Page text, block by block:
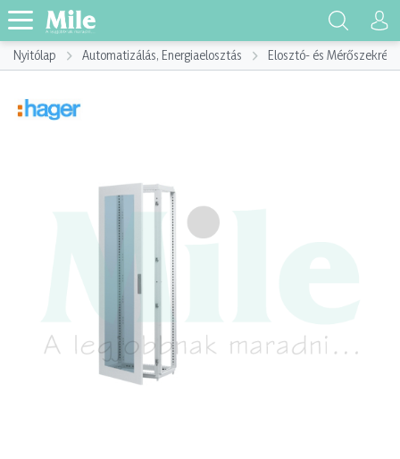
Nyitólap Automatizálás, Energiaelosztás Elosztó- és Mérőszekrény